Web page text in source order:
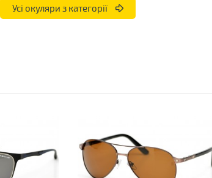
Усі окуляри з категорії